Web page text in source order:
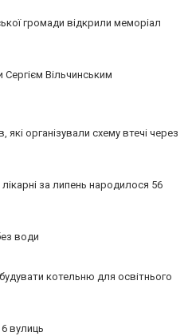
громади відкрили меморіал
Вільчинським
які організували схему втечі через
лікарні за липень народилося 56
води
котельню для освітнього
вулиць